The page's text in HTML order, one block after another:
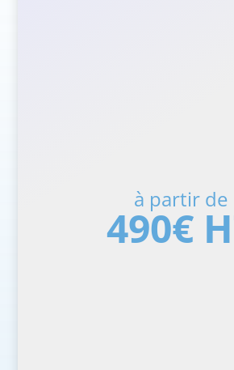
à partir de
490€